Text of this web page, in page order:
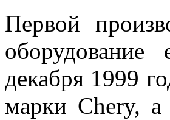
Первой
декабря 1999
марки Chery, а